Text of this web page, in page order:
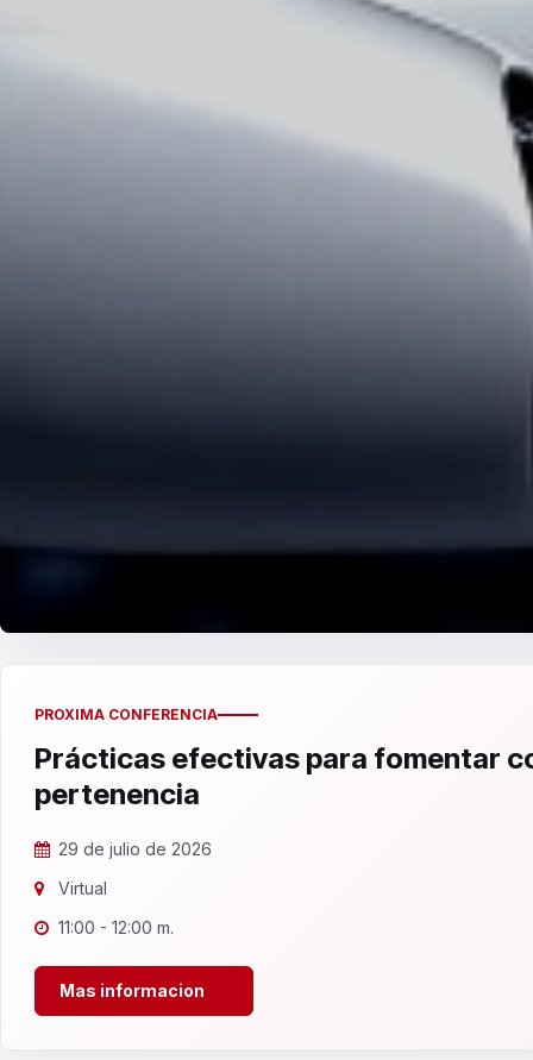
PROXIMA CONFERENCIA
Prácticas efectivas para fomentar
pertenencia
29 de julio de 2026
Virtual
11:00 - 12:00 m.
Mas informacion